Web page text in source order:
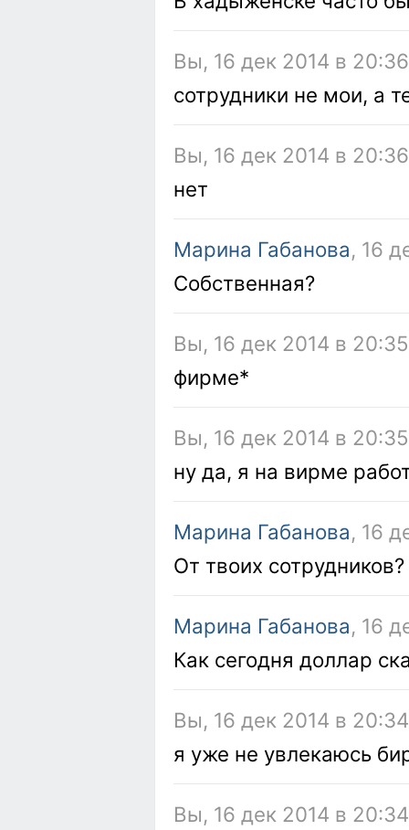
Вы, 16 дек 2014 в
сотрудники не мои, а
Вы, 16 дек 2014 в
нет
Марина Габанова, 16
Собственная?
Вы, 16 дек 2014 в
фирме*
Вы, 16 дек 2014 в
ну да, я на вирме
Марина Габанова, 16
От твоих сотрудников?
Марина Габанова, 16
Как сегодня доллар
Вы, 16 дек 2014 в
я уже не увлекаюсь
Вы, 16 дек 2014 в